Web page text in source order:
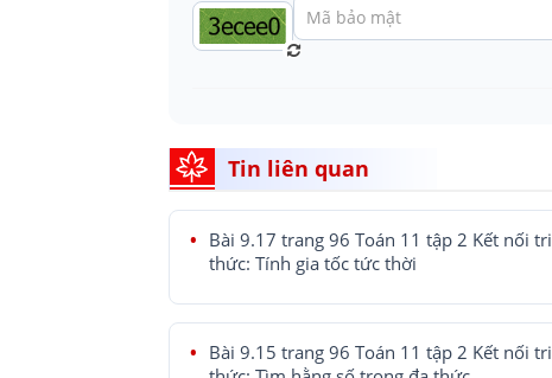
Tin liên quan
Bài 9.17 trang 96 Toán 11 tập 2 Kết nối tri
thức: Tính gia tốc tức thời
Bài 9.15 trang 96 Toán 11 tập 2 Kết nối tri